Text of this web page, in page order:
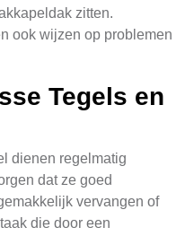
zitten.
ook wijzen op problemen
Tegels en
dienen regelmatig
dat ze goed
vervangen of
die door een